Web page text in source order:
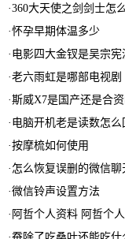
·360大天使之剑剑士怎
·怀孕早期体温多少
· 电影四大金钗是吴宗宪
·老六雨虹是哪部电视剧
·斯威X7是国产还是合
· 电脑开机老是读数怎么
·按摩梳如何使用
· 怎么恢复误删的微信聊
·微信铃声设置方法
· 阿哲个人资料 阿哲个